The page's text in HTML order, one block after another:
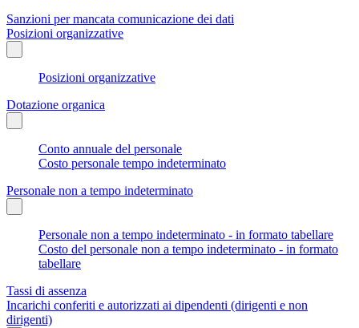
Sanzioni per mancata comunicazione dei dati
Posizioni organizzative
Posizioni organizzative
Dotazione organica
Conto annuale del personale
Costo personale tempo indeterminato
Personale non a tempo indeterminato
Personale non a tempo indeterminato - in formato tabellare
Costo del personale non a tempo indeterminato - in formato
tabellare
Tassi di assenza
Incarichi conferiti e autorizzati ai dipendenti (dirigenti e non
dirigenti)